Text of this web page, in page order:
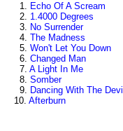
1. Echo Of A Scream
2. 1.4000 Degrees
3. No Surrender
4. The Madness
5. Won't Let You Down
6. Changed Man
7. A Light In Me
8. Somber
9. Dancing With The Devil
10. Afterburn